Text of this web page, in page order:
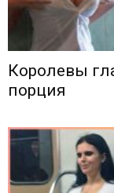
Королевы
порция